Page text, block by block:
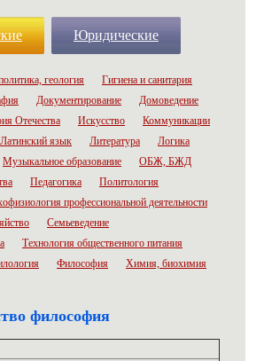
Юридические
геология
Гигиена и санитария
Документирование
Домоведение
Отечества Искусство
Коммуникации
Латинский язык Литература
Логика
Музыкальное образование
ОБЖ, БЖД
Педагогика
Политология
профессиональной деятельности
Семьеведение
Технология общественного питания
Философия
Химия, биохимия
философия